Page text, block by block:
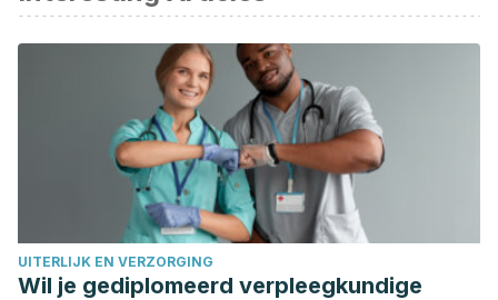
defunciones en España. 2015.www.ine.esfebrero de 2019
Organización Mundial de la Salud. Neumonía 2020 May 2
Mandell LA, Wunderink RG, Anzueto A, et al. Infectious
Disease Society of American/ American Thoracic Society
consensus guidelines for the management of community
acquired pneumonia in adults. Clin Infect Dis. 2007; 44:S27-
Neill AM, Martin IR, Weir R, Anderson R, Chereshsky A,
Epton MJ, Jackson R, Schousboe M, Frampton C, Hutton S,
UITERLIJK EN VERZORGING
Wil je gediplomeerd verpleegkundige